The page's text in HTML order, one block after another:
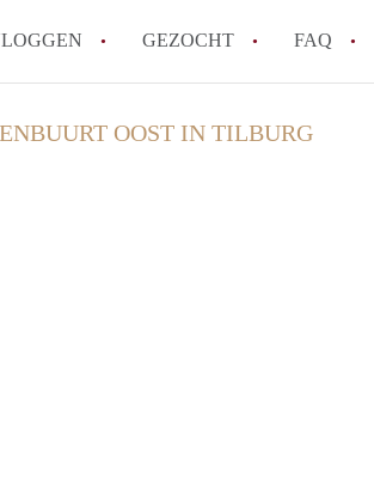
GEZOCHT FAQ
OOST IN TILBURG